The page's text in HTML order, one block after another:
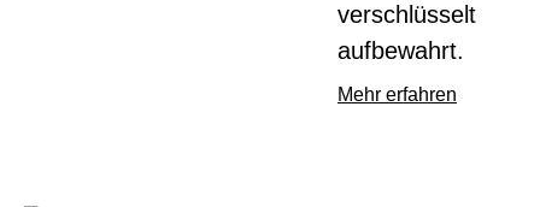
verschlüsselt
aufbewahrt.
Mehr erfahren